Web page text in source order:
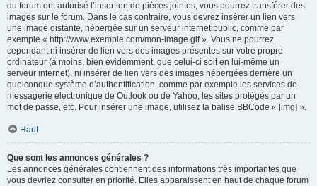
du forum ont autorisé l’insertion de pièces jointes, vous pourrez transférer des
images sur le forum. Dans le cas contraire, vous devrez insérer un lien vers
une image distante, hébergée sur un serveur internet public, comme par
exemple « http://www.exemple.com/mon-image.gif ». Vous ne pourrez
cependant ni insérer de lien vers des images présentes sur votre propre
ordinateur (à moins, bien évidemment, que celui-ci soit en lui-même un
serveur internet), ni insérer de lien vers des images hébergées derrière un
quelconque système d’authentification, comme par exemple les services de
messagerie électronique de Outlook ou de Yahoo, les sites protégés par un
mot de passe, etc. Pour insérer une image, utilisez la balise BBCode « [img] ».
Haut
Que sont les annonces générales ?
Les annonces générales contiennent des informations très importantes que
vous devriez consulter en priorité. Elles apparaissent en haut de chaque forum